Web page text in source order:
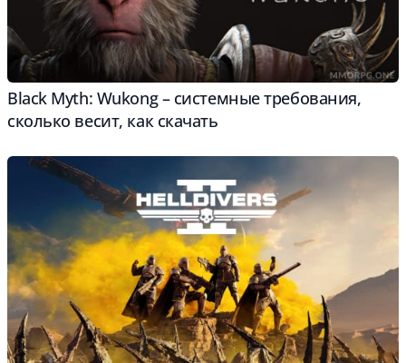
Black Myth: Wukong – cистемные требования,
сколько весит, как скачать